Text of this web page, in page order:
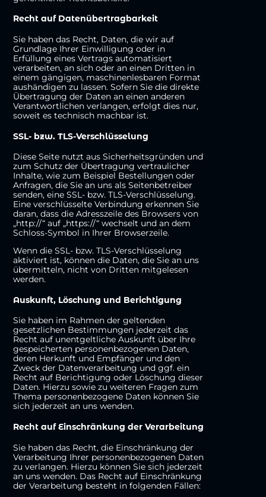
Recht auf Daten­übertrag­barkeit
Sie haben das Recht, Daten, die wir auf
Grundlage Ihrer Einwilligung oder in
Erfüllung eines Vertrags automatisiert
verarbeiten, an sich oder an einen Dritten in
einem gängigen, maschinenlesbaren Format
aushändigen zu lassen. Sofern Sie die direkte
Übertragung der Daten an einen anderen
Verantwortlichen verlangen, erfolgt dies nur,
soweit es technisch machbar ist.
SSL- bzw. TLS-Verschlüsselung
Diese Seite nutzt aus Sicherheitsgründen und
zum Schutz der Übertragung vertraulicher
Inhalte, wie zum Beispiel Bestellungen oder
Anfragen, die Sie an uns als Seitenbetreiber
senden, eine SSL- bzw. TLS-Verschlüsselung.
Eine verschlüsselte Verbindung erkennen Sie
daran, dass die Adresszeile des Browsers von
„http://“ auf „https://“ wechselt und an dem
Schloss-Symbol in Ihrer Browserzeile.
Wenn die SSL- bzw. TLS-Verschlüsselung
aktiviert ist, können die Daten, die Sie an uns
übermitteln, nicht von Dritten mitgelesen
werden.
Auskunft, Löschung und Berichtigung
Sie haben im Rahmen der geltenden
gesetzlichen Bestimmungen jederzeit das
Recht auf unentgeltliche Auskunft über Ihre
gespeicherten personenbezogenen Daten,
deren Herkunft und Empfänger und den
Zweck der Datenverarbeitung und ggf. ein
Recht auf Berichtigung oder Löschung dieser
Daten. Hierzu sowie zu weiteren Fragen zum
Thema personenbezogene Daten können Sie
sich jederzeit an uns wenden.
Recht auf Einschränkung der Verarbeitung
Sie haben das Recht, die Einschränkung der
Verarbeitung Ihrer personenbezogenen Daten
zu verlangen. Hierzu können Sie sich jederzeit
an uns wenden. Das Recht auf Einschränkung
der Verarbeitung besteht in folgenden Fällen: